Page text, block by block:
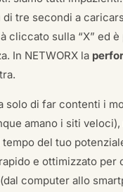
di tre secondi a
cliccato sulla “X” ed è
In NETWORX la
solo di far contenti i
amano i siti veloci),
del tuo
e ottimizzato per
computer allo